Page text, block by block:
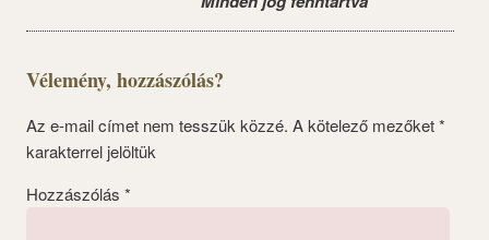
Vélemény, hozzászólás?
Az e-mail címet nem tesszük közzé. A kötelező mezőket*
karakterrel jelöltük
Hozzászólás *